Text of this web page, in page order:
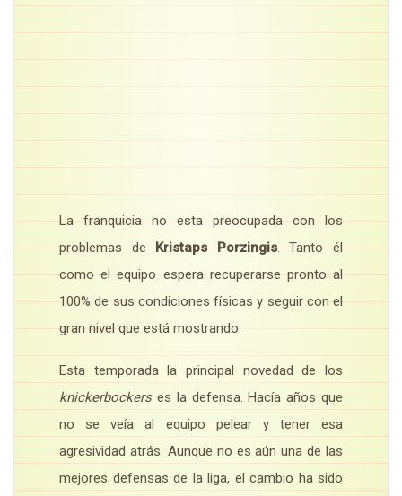
La franquicia no esta preocupada con los
problemas de
Kristaps Porzingis. Tanto él
como el equipo espera recuperarse pronto al
100% de sus condiciones físicas y seguir con el
gran nivel que está mostrando.
Esta temporada la principal novedad de los
knickerbockerses la defensa. Hacía años que
no se veía al equipo pelear y tener esa
agresividad atrás. Aunque no es aún una de las
mejores defensas de la liga, el cambio ha sido